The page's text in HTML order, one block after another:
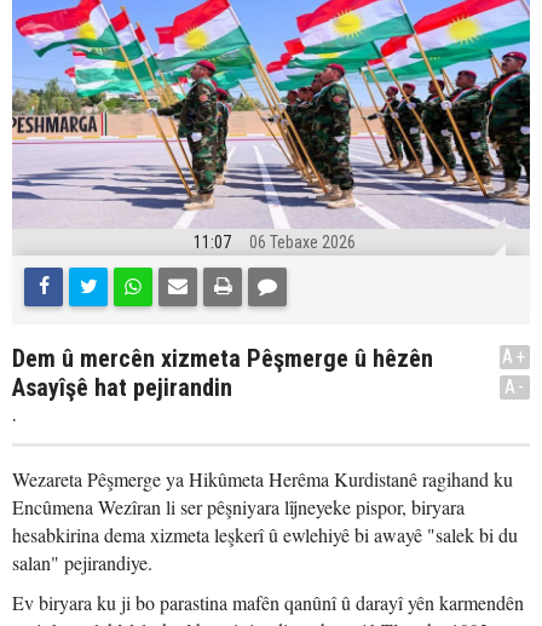
11:07 06 Tebaxe 2026
Dem û mercên xizmeta Pêşmerge û hêzên
Asayîşê hat pejirandin
.
A+
A-
Wezareta Pêşmerge ya Hikûmeta Herêma Kurdistanê ragihand ku
Encûmena Wezîran li ser pêşniyara lîjneyeke pispor, biryara
hesabkirina dema xizmeta leşkerî û ewlehiyê bi awayê "salek bi du
salan" pejirandiye.
Ev biryara ku ji bo parastina mafên qanûnî û darayî yên karmendên